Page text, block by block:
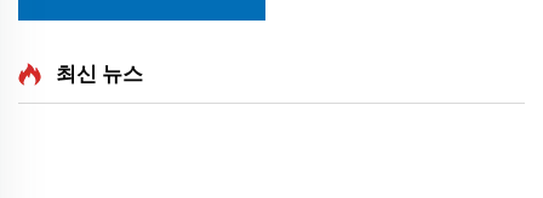
최신 뉴스